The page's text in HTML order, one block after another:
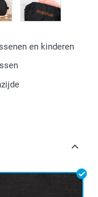
en kinderen